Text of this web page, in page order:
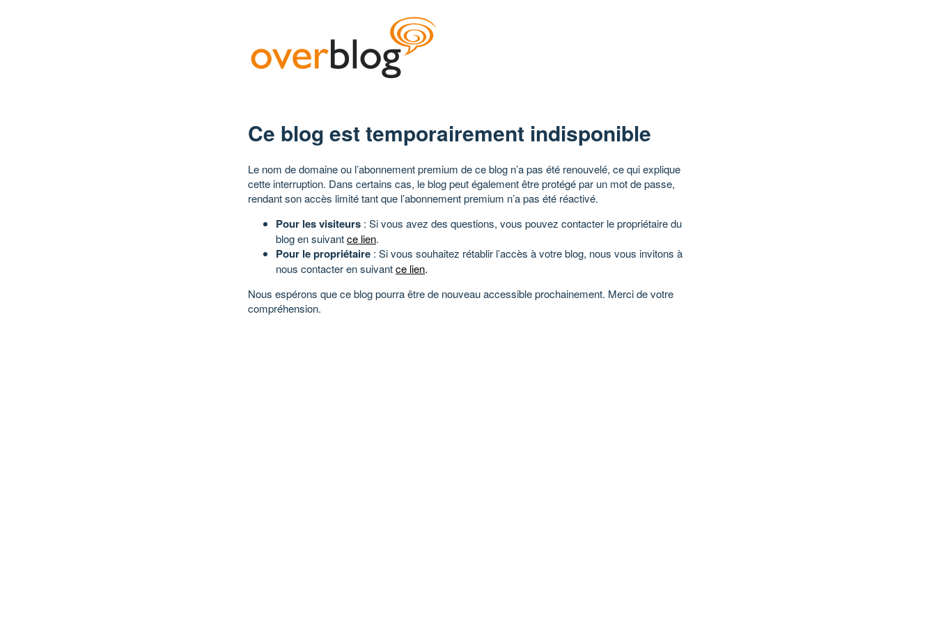
Ce blog est temporairement indisponible
Le nom de domaine ou l’abonnement premium de ce blog n’a pas été renouvelé, ce qui explique
cette interruption. Dans certains cas, le blog peut également être protégé par un mot de passe,
rendant son accès limité tant que l’abonnement premium n’a pas été réactivé.
Pour les visiteurs : Si vous avez des questions, vous pouvez contacter le propriétaire du
blog en suivantce lien.
Pour le propriétaire : Si vous souhaitez rétablir l’accès à votre blog, nous vous invitons à
nous contacter en suivantce lien.
Nous espérons que ce blog pourra être de nouveau accessible prochainement. Merci de votre
compréhension.